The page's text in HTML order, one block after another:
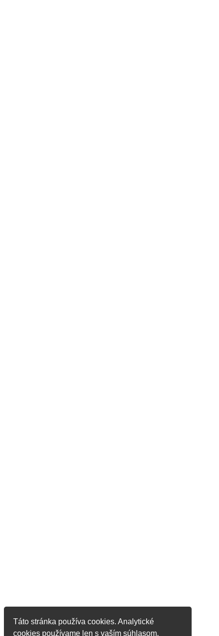
Táto stránka používa cookies. Analytické
cookies používame len s vaším súhlasom.